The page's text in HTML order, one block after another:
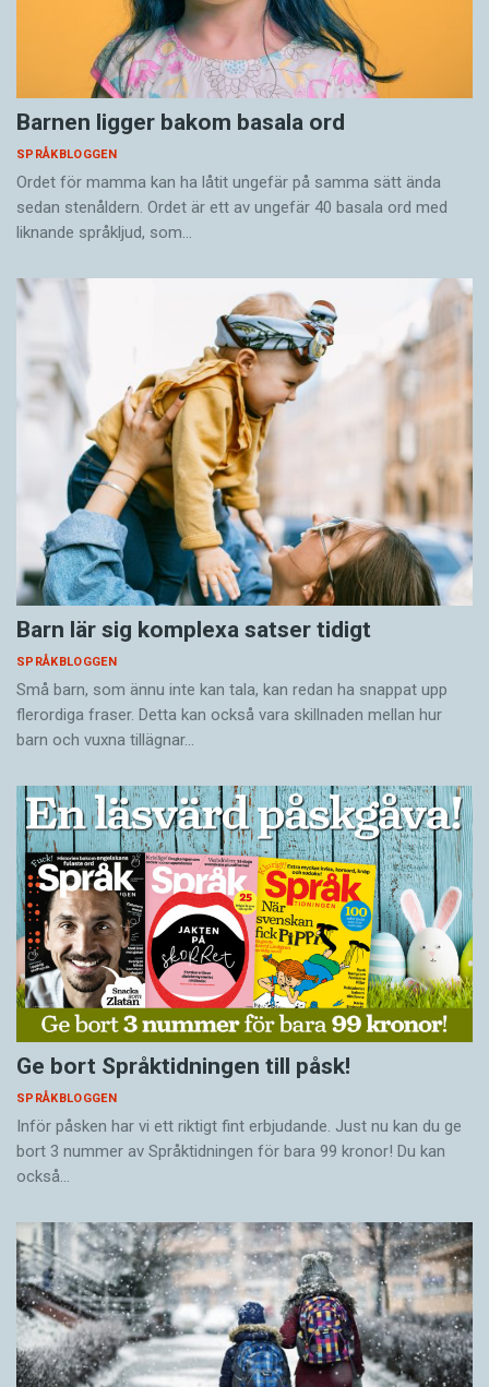
Barnen ligger bakom basala ord
SPRÅKBLOGGEN
Ordet för mamma kan ha låtit ungefär på samma sätt ända
sedan stenåldern. Ordet är ett av ungefär 40 basala ord med
liknande språkljud, som…
Barn lär sig komplexa satser tidigt
SPRÅKBLOGGEN
Små barn, som ännu inte kan tala, kan redan ha snappat upp
flerordiga fraser. Detta kan också vara skillnaden mellan hur
barn och vuxna tillägnar…
Ge bort Språktidningen till påsk!
SPRÅKBLOGGEN
Inför påsken har vi ett riktigt fint erbjudande. Just nu kan du ge
bort 3 nummer av Språktidningen för bara 99 kronor! Du kan
också…